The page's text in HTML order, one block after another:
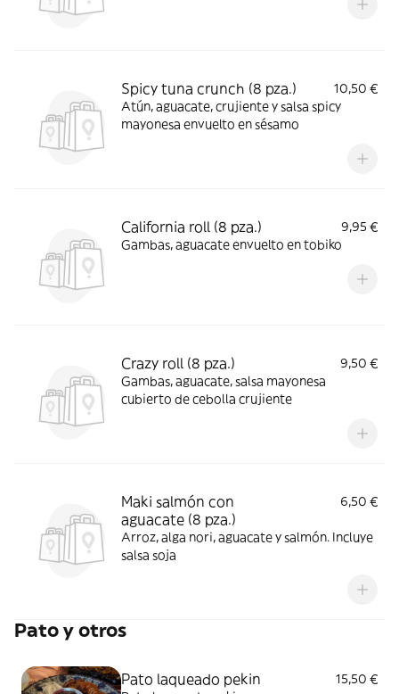
Spicy tuna crunch (8 pza.)
10,50 €
Atún, aguacate, crujiente y salsa spicy
mayonesa envuelto en sésamo
California roll (8 pza.)
9,95 €
Gambas, aguacate envuelto en tobiko
Crazy roll (8 pza.)
9,50 €
Gambas, aguacate, salsa mayonesa
cubierto de cebolla crujiente
Maki salmón con
aguacate (8 pza.)
6,50 €
Arroz, alga nori, aguacate y salmón. Incluye
salsa soja
Pato y otros
Pato laqueado pekin
15,50 €